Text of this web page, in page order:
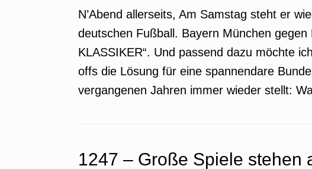
N’Abend allerseits, Am Samstag steht er
deutschen Fußball. Bayern München
KLASSIKER“. Und passend dazu möchte
offs die Lösung für eine spannendare
vergangenen Jahren immer wieder stellt:
1247 – Große Spiele stehen